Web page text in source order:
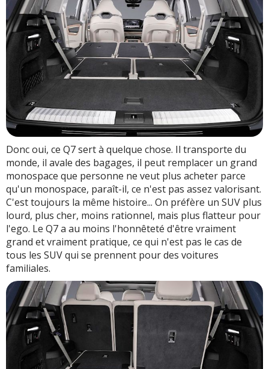
Donc oui, ce Q7 sert à quelque chose. Il transporte du
monde, il avale des bagages, il peut remplacer un grand
monospace que personne ne veut plus acheter parce
qu'un monospace, paraît-il, ce n'est pas assez valorisant.
C'est toujours la même histoire... On préfère un SUV plus
lourd, plus cher, moins rationnel, mais plus flatteur pour
l'ego. Le Q7 a au moins l'honnêteté d'être vraiment
grand et vraiment pratique, ce qui n'est pas le cas de
tous les SUV qui se prennent pour des voitures
familiales.